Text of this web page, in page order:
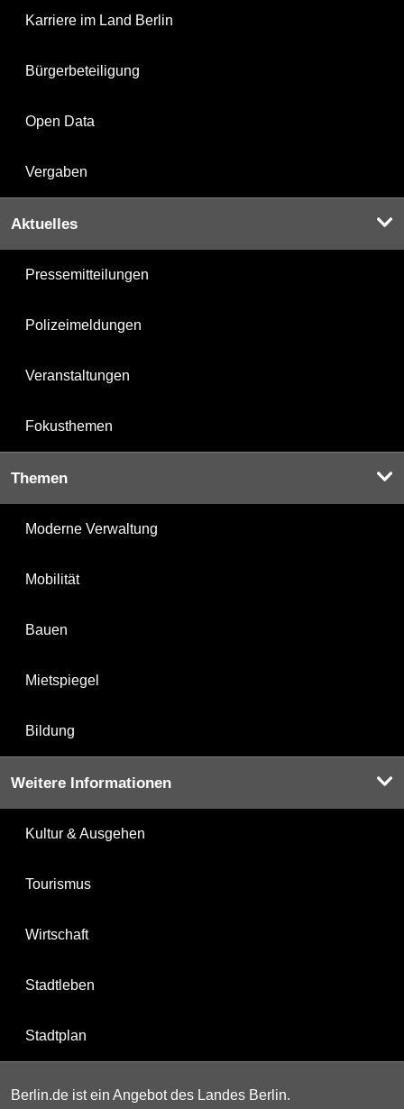
Karriere im Land Berlin
Bürgerbeteiligung
Open Data
Vergaben
Aktuelles
Pressemitteilungen
Polizeimeldungen
Veranstaltungen
Fokusthemen
Themen
Moderne Verwaltung
Mobilität
Bauen
Mietspiegel
Bildung
Weitere Informationen
Kultur & Ausgehen
Tourismus
Wirtschaft
Stadtleben
Stadtplan
Berlin.de ist ein Angebot des Landes Berlin.